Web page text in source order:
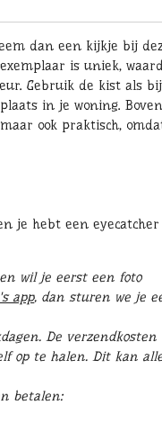
dan een kijkje bij
is uniek,
Gebruik de kist als
in je woning.
ook praktisch,
je hebt een
wil je eerst een foto
app, dan sturen we je
De verzendkosten
op te halen. Dit kan
betalen: